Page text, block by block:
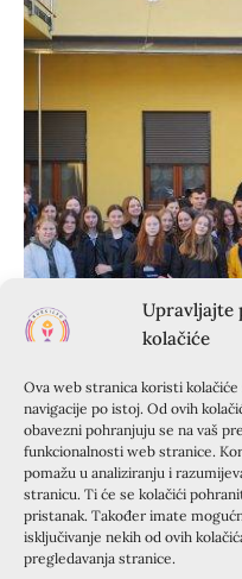
Upravljajte
kolačiće
Ova web stranica koristi
navigacije po istoj. Od ovih
obavezni pohranjuju se na vaš
funkcionalnosti web stranice.
pomažu u analiziranju i
stranicu. Ti će se kolačići
pristanak. Također imate
isključivanje nekih od ovih
pregledavanja stranice.